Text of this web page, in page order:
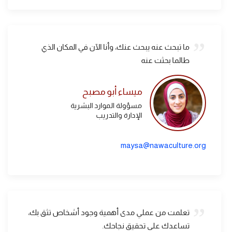
ما تبحث عنه يبحث عنك، وأنا الآن في المكان الذي
طالما بحثت عنه
ميساء أبو مصبح
مسؤولة الموارد البشرية
الإدارة والتدريب
maysa@nawaculture.org
تعلمت من عملي مدى أهمية وجود أشخاص تثق بك،
تساعدك على تحقيق نجاحك.